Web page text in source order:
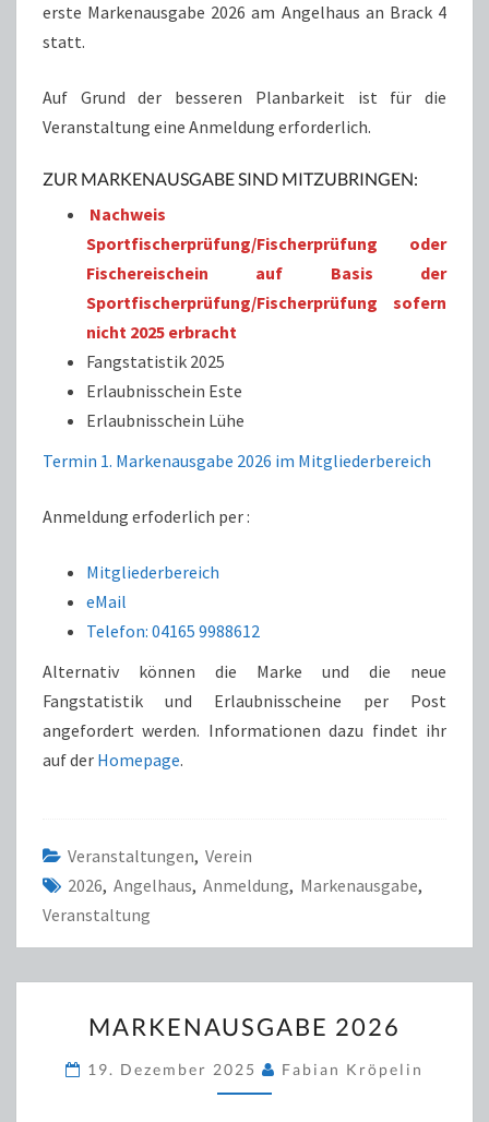
erste Markenausgabe 2026 am Angelhaus an Brack 4
statt.
Auf Grund der besseren Planbarkeit ist für die
Veranstaltung eine Anmeldung erforderlich.
ZUR MARKENAUSGABE SIND MITZUBRINGEN:
Nachweis
Sportfischerprüfung/Fischerprüfung oder
Fischereischein auf Basis der
Sportfischerprüfung/Fischerprüfung sofern
nicht 2025 erbracht
Fangstatistik 2025
Erlaubnisschein Este
Erlaubnisschein Lühe
Termin 1. Markenausgabe 2026 im Mitgliederbereich
Anmeldung erfoderlich per :
Mitgliederbereich
eMail
Telefon: 04165 9988612
Alternativ können die Marke und die neue
Fangstatistik und Erlaubnisscheine per Post
angefordert werden. Informationen dazu findet ihr
auf der Homepage.
Veranstaltungen, Verein
2026, Angelhaus, Anmeldung, Markenausgabe,
Veranstaltung
2026
MARKENAUSGABE 2026
19. Dezember 2025 Fabian Kröpelin